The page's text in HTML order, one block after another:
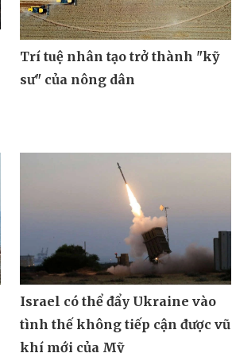
Trí tuệ nhân tạo trở thành "kỹ
sư" của nông dân
Israel có thể đẩy Ukraine vào
tình thế không tiếp cận được vũ
khí mới của Mỹ